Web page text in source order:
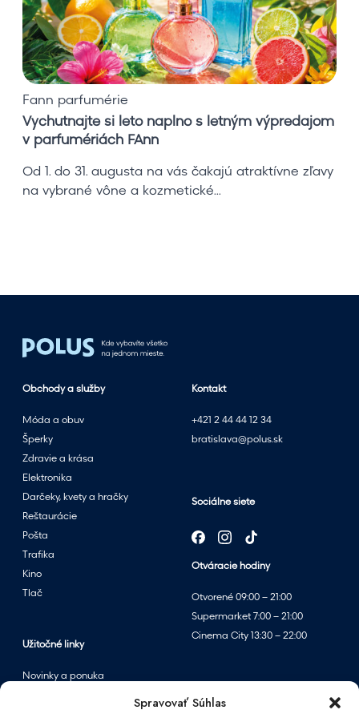
Spravovať Súhlas
j
t
e
s
l
e
t
o
e
t
ý
m
v
ý
p
r
e
d
a
j
o
p
r
Fann parfumérie
Vychutnajte si leto naplno s letným výpredajom
v parfumériách FAnn
Od 1. do 31. augusta na vás čakajú atraktívne zľavy
na vybrané vône a kozmetické...
Kontakt
+421 2 44 44 12 34
bratislava@polus.sk
Sociálne siete
Otváracie hodiny
Otvorené 09:00 – 21:00
Supermarket 7:00 – 21:00
Cinema City 13:30 – 22:00
Obchody a služby
Móda a obuv
Šperky
Zdravie a krása
Elektronika
Darčeky, kvety a hračky
Reštaurácie
Pošta
Trafika
Kino
Tlač
Užitočné linky
Novinky a ponuka